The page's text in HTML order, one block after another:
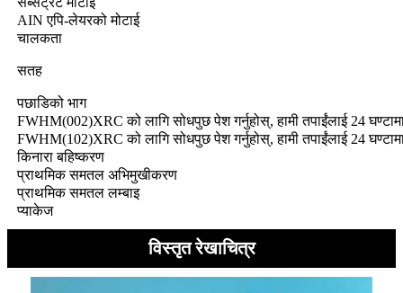
AIN एपि-लेयरको मोटाई
चालकता
सतह
पछाडिको भाग
FWHM(002)XRC को लागि सोधपुछ पेश गर्नुहोस्, हामी तपाईंलाई 24
FWHM(102)XRC को लागि सोधपुछ पेश गर्नुहोस्, हामी तपाईंलाई 24
किनारा बहिष्करण
प्राथमिक समतल अभिमुखीकरण
प्राथमिक समतल लम्बाइ
प्याकेज
विस्तृत रेखाचित्र